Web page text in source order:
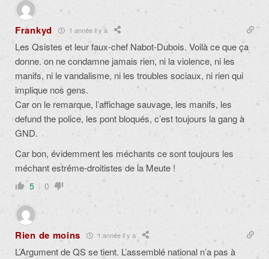
Frankyd 1 année il y a
Les Qsistes et leur faux-chef Nabot-Dubois. Voilà ce que ça
donne. on ne condamne jamais rien, ni la violence, ni les
manifs, ni le vandalisme, ni les troubles sociaux, ni rien qui
implique nos gens.
Car on le remarque, l’affichage sauvage, les manifs, les
defund the police, les pont bloqués, c’est toujours la gang à
GND.
Car bon, évidemment les méchants ce sont toujours les
méchant estréme-droitistes de la Meute !
5 0
Rien de moins 1 année il y a
L’Argument de QS se tient. L’assemblé national n’a pas à